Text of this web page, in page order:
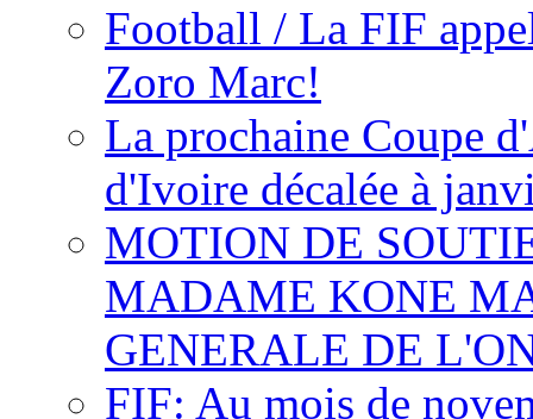
Football / La FIF
Zoro Marc!
La prochaine Coupe
d'Ivoire décalée à
MOTION DE
MADAME KONE
GENERALE DE
FIF: Au mois de